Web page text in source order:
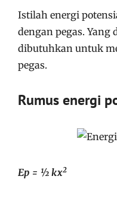
Istilah energi
dengan pegas.
dibutuhkan untuk
pegas.
Rumus energi
Ep = ½ kx2